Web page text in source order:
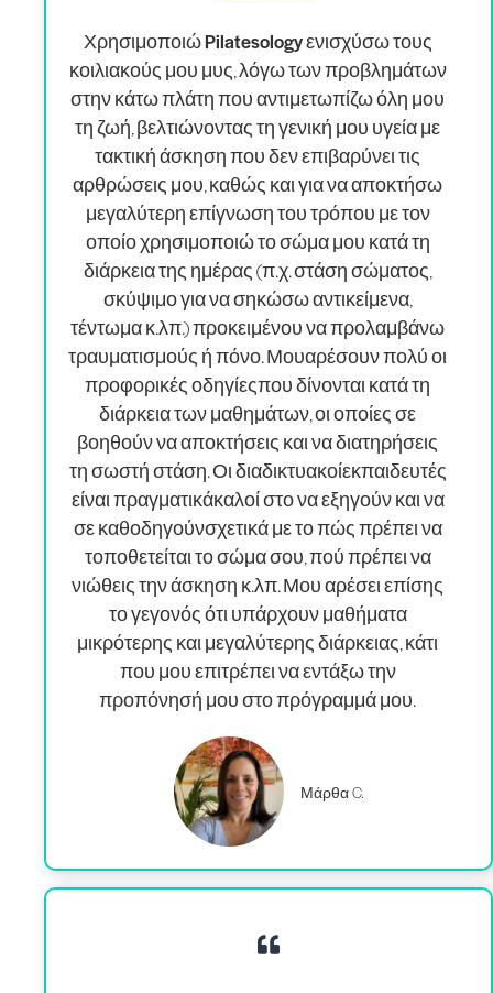
Χρησιμοποιώ Pilatesology ενισχύσω τους
κοιλιακούς μου μυς, λόγω των προβλημάτων
στην κάτω πλάτη που αντιμετωπίζω όλη μου
τη ζωή, βελτιώνοντας τη γενική μου υγεία με
τακτική άσκηση που δεν επιβαρύνει τις
αρθρώσεις μου, καθώς και για να αποκτήσω
μεγαλύτερη επίγνωση του τρόπου με τον
οποίο χρησιμοποιώ το σώμα μου κατά τη
διάρκεια της ημέρας (π.χ. στάση σώματος,
σκύψιμο για να σηκώσω αντικείμενα,
τέντωμα κ.λπ.) προκειμένου να προλαμβάνω
τραυματισμούς ή πόνο. Μουαρέσουν πολύ οι
προφορικές οδηγίεςπου δίνονται κατά τη
διάρκεια των μαθημάτων, οι οποίες σε
βοηθούν να αποκτήσεις και να διατηρήσεις
τη σωστή στάση. Οι διαδικτυακοίεκπαιδευτές
είναι πραγματικάκαλοί στο να εξηγούν και να
σε καθοδηγούνσχετικά με το πώς πρέπει να
τοποθετείται το σώμα σου, πού πρέπει να
νιώθεις την άσκηση κ.λπ. Μου αρέσει επίσης
το γεγονός ότι υπάρχουν μαθήματα
μικρότερης και μεγαλύτερης διάρκειας, κάτι
που μου επιτρέπει να εντάξω την
προπόνησή μου στο πρόγραμμά μου.
Μάρθα C.